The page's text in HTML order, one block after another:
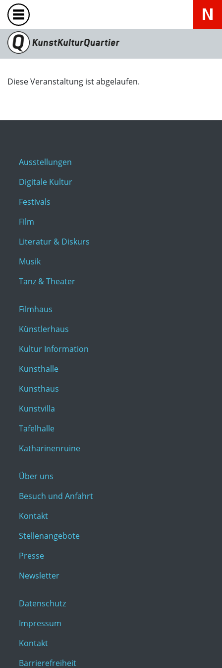
Diese Veranstaltung ist abgelaufen.
Ausstellungen
Digitale Kultur
Festivals
Film
Literatur & Diskurs
Musik
Tanz & Theater
Filmhaus
Künstlerhaus
Kultur Information
Kunsthalle
Kunsthaus
Kunstvilla
Tafelhalle
Katharinenruine
Über uns
Besuch und Anfahrt
Kontakt
Stellenangebote
Presse
Newsletter
Datenschutz
Impressum
Kontakt
Barrierefreiheit